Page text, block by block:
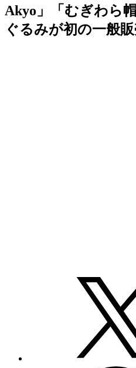
Akyo」「むぎわら
ぐるみが初の一般